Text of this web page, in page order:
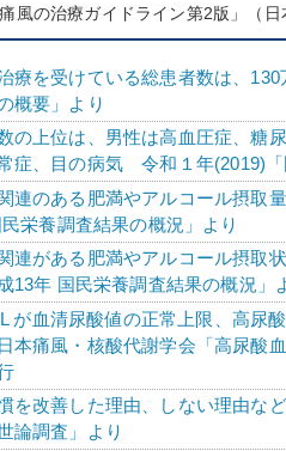
痛風の治療ガイドライン第2版」（
療を受けている総患者数は、
概要」より
の上位は、男性は高血圧症、糖
症、目の病気 令和１年(2019)
連のある肥満やアルコール摂取
栄養調査結果の概況」より
連がある肥満やアルコール摂取
13年 国民栄養調査結果の概況」
が血清尿酸値の正常上限、高尿
痛風・核酸代謝学会「高尿酸
を改善した理由、しない理由な
論調査」より